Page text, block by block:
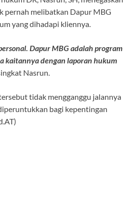
pernah melibatkan Dapur MBG
yang dihadapi kliennya.
Dapur MBG adalah program
kaitannya dengan laporan hukum
Nasrun.
tidak mengganggu jalannya
bagi kepentingan